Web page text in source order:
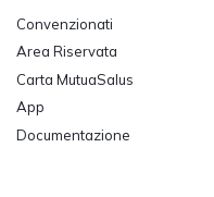
Convenzionati
Area Riservata
Carta MutuaSalus
App
Documentazione